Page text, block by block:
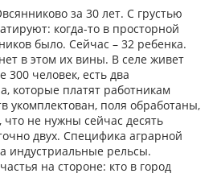
за 30 лет. С грустью
когда-то в просторной
было. Сейчас – 32 ребенка.
в этом их вины. В селе живет
300 человек, есть два
которые платят работникам
укомплектован, поля обработаны,
не нужны сейчас десять
двух. Специфика аграрной
индустриальные рельсы.
на стороне: кто в город